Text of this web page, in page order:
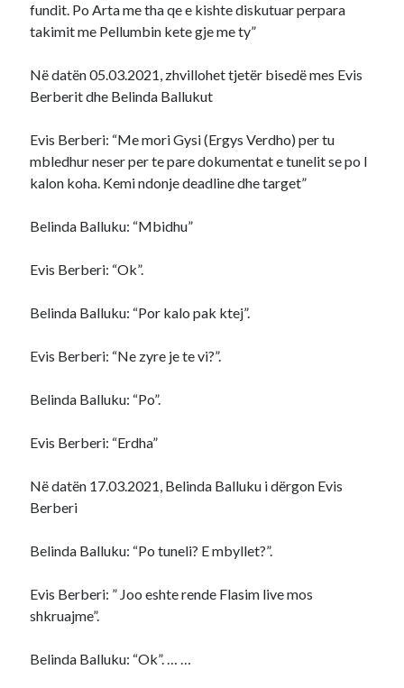
fundit. Po Arta me tha qe e kishte diskutuar perpara
takimit me Pellumbin kete gje me ty”
Në datën 05.03.2021, zhvillohet tjetër bisedë mes Evis
Berberit dhe Belinda Ballukut
Evis Berberi: “Me mori Gysi (Ergys Verdho) per tu
mbledhur neser per te pare dokumentat e tunelit se po I
kalon koha. Kemi ndonje deadline dhe target”
Belinda Balluku: “Mbidhu”
Evis Berberi: “Ok”.
Belinda Balluku: “Por kalo pak ktej”.
Evis Berberi: “Ne zyre je te vi?”.
Belinda Balluku: “Po”.
Evis Berberi: “Erdha”
Në datën 17.03.2021, Belinda Balluku i dërgon Evis
Berberi
Belinda Balluku: “Po tuneli? E mbyllet?”.
Evis Berberi: ” Joo eshte rende Flasim live mos
shkruajme”.
Belinda Balluku: “Ok”. … …